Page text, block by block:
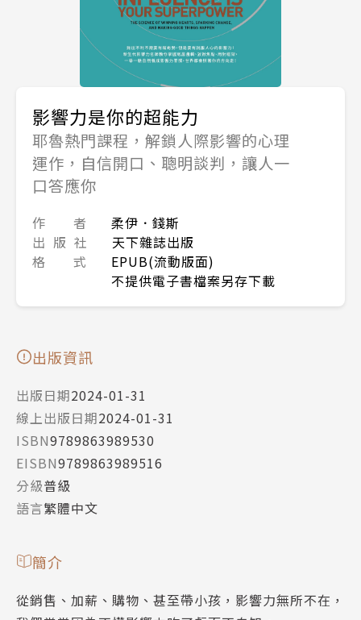
影響力是你的超能力
耶魯熱門課程，解鎖人際影響的心理
運作，自信開口、聰明談判，讓人一
口答應你
作 者
柔伊．錢斯
出 版 社
天下雜誌出版
格 式
EPUB(流動版面)
不提供電子書檔案另存下載
出版資訊
出版日期2024-01-31
線上出版日期2024-01-31
ISBN9789863989530
EISBN9789863989516
分級普級
語言繁體中文
簡介
從銷售、加薪、購物、甚至帶小孩，影響力無所不在，